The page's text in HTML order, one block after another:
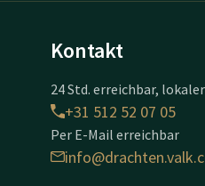
Kontakt
24 Std. erreichbar,
+31 512 52 07 05
Per E-Mail erreichbar